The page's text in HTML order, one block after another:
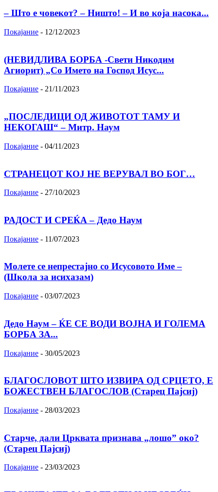
– Што е човекот? – Ништо! – И во која насока...
Покајание - 12/12/2023
(НЕВИДЛИВА БОРБА -Свети Никодим
Агиорит) „Со Името на Господ Исус...
Покајание - 21/11/2023
„ПОСЛЕДИЦИ ОД ЖИВОТОТ ТАМУ И
НЕКОГАШ“ – Митр. Наум
Покајание - 04/11/2023
СТРАНЕЦОТ КОЈ НЕ ВЕРУВАЛ ВО БОГ…
Покајание - 27/10/2023
РАДОСТ И СРЕЌА – Дедо Наум
Покајание - 11/07/2023
Молете се непрестајно со Исусовото Име –
(Школа за исихазам)
Покајание - 03/07/2023
Дедо Наум – ЌЕ СЕ ВОДИ ВОЈНА И ГОЛЕМА
БОРБА ЗА...
Покајание - 30/05/2023
БЛАГОСЛОВОТ ШТО ИЗВИРА ОД СРЦЕТО, Ε
БОЖЕСТВЕН БЛАГОСЛОВ (Старец Пајсиј)
Покајание - 28/03/2023
Старче, дали Црквата признава „лошо” око?
(Старец Пајсиј)
Покајание - 23/03/2023